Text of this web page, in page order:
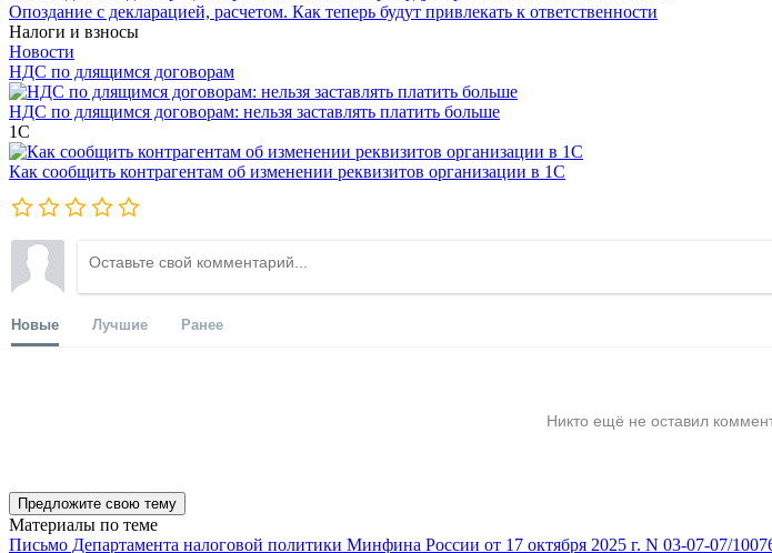
Опоздание с декларацией, расчетом. Как теперь будут привлекать к ответственности
Налоги и взносы
Новости
НДС по длящимся договорам
НДС по длящимся договорам: нельзя заставлять платить больше
1С
Как сообщить контрагентам об изменении реквизитов организации в 1C
Новые Лучшие Ранее
Никто ещё не оставил
Предложите свою тему
Материалы по теме
Письмо Департамента налоговой политики Минфина России от 17 октября 2025 г. N 03-07-07/